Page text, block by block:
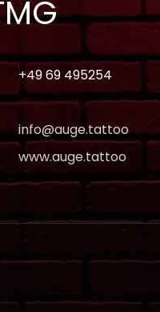
+49 69 495254
info@auge.tattoo
www.auge.tattoo